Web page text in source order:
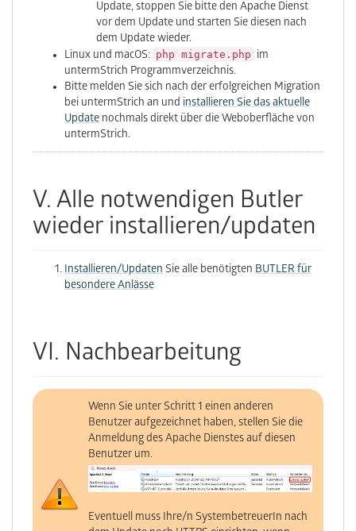
Update, stoppen Sie bitte den Apache Dienst
vor dem Update und starten Sie diesen nach
dem Update wieder.
Linux und macOS: php migrate.php im
untermStrich Programmverzeichnis.
Bitte melden Sie sich nach der erfolgreichen Migration
bei untermStrich an und installieren Sie das aktuelle
Update nochmals direkt über die Weboberfläche von
untermStrich.
V. Alle notwendigen Butler
wieder installieren/updaten
Installieren/UpdatenSie alle benötigten BUTLER für
besondere Anlässe
VI. Nachbearbeitung
Wenn Sie unter Schritt 1 einen anderen
Benutzer aufgezeichnet haben, stellen Sie die
Anmeldung des Apache Dienstes auf diesen
Benutzer um.
Eventuell muss Ihre/n SystembetreuerIn nach